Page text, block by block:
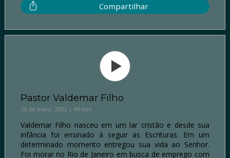
Compartilhar
Pastor Valdemar Filho
28 de maio, 2022 | 49 min
Valdemar Filho nasceu em um lar cristão e desde sua
infância foi ensinado à seguir as Escrituras. Em um
determinado momento entregou sua vida ao Senhor.
Foi morar no Rio de Janeiro em busca de emprego com